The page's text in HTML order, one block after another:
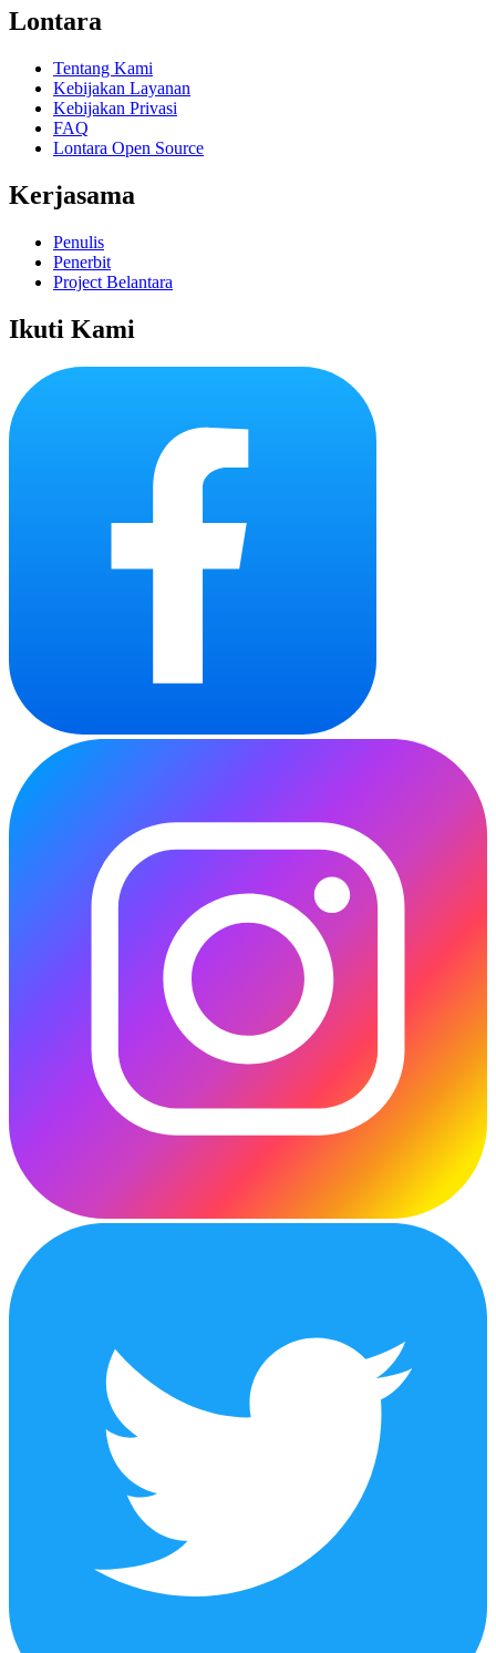
Lontara
Tentang Kami
Kebijakan Layanan
Kebijakan Privasi
FAQ
Lontara Open Source
Kerjasama
Penulis
Penerbit
Project Belantara
Ikuti Kami